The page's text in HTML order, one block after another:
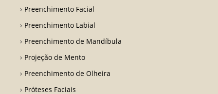
Preenchimento Facial
Preenchimento Labial
Preenchimento de Mandíbula
Projeção de Mento
Preenchimento de Olheira
Próteses Faciais